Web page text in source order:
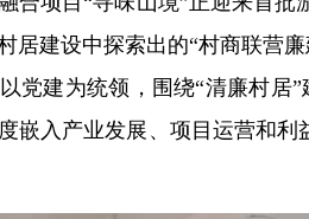
居建设中探索出的“村商联营廉
党建为统领，围绕“清廉村居
嵌入产业发展、项目运营和